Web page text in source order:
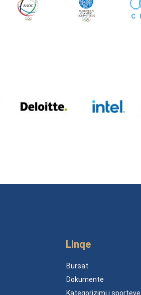
Linqe
Bursat
Dokumente
Kategorizimi i sporteve